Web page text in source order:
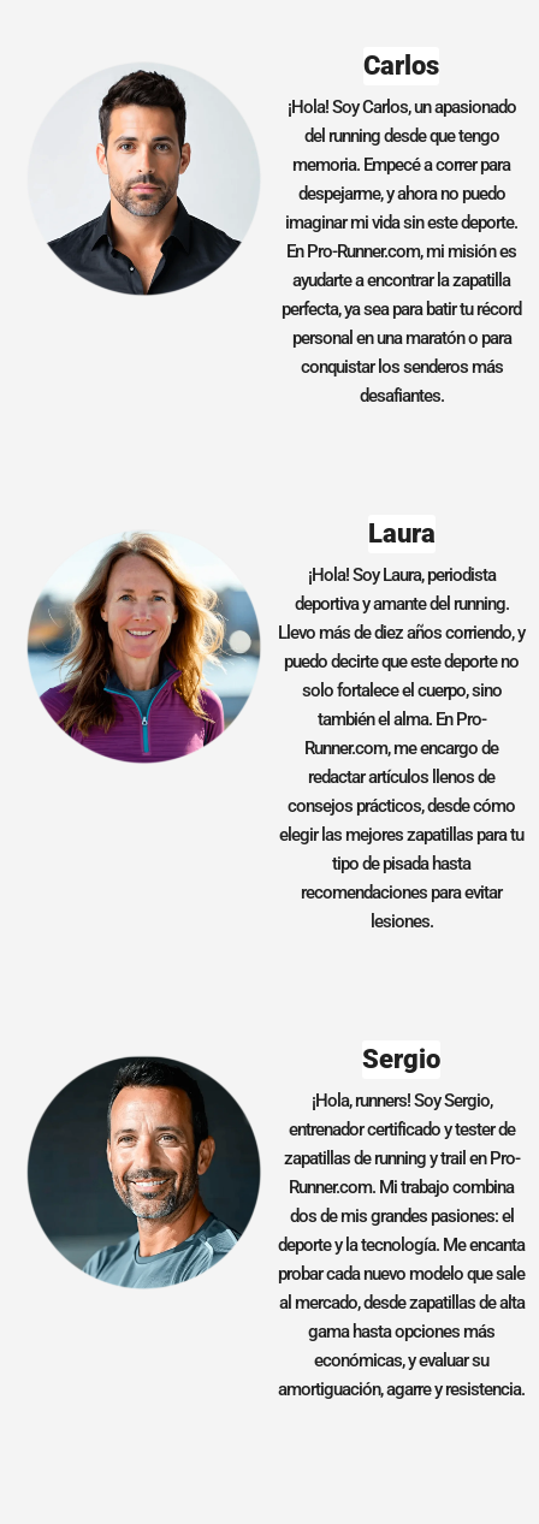
Carlos
¡Hola! Soy Carlos, un apasionado
del running desde que tengo
memoria. Empecé a correr para
despejarme, y ahora no puedo
imaginar mi vida sin este deporte.
En Pro-Runner.com, mi misión es
ayudarte a encontrar la zapatilla
perfecta, ya sea para batir tu récord
personal en una maratón o para
conquistar los senderos más
desafiantes.
Laura
¡Hola! Soy Laura, periodista
deportiva y amante del running.
Llevo más de diez años corriendo, y
puedo decirte que este deporte no
solo fortalece el cuerpo, sino
también el alma. En Pro-
Runner.com, me encargo de
redactar artículos llenos de
consejos prácticos, desde cómo
elegir las mejores zapatillas para tu
tipo de pisada hasta
recomendaciones para evitar
lesiones.
Sergio
¡Hola, runners! Soy Sergio,
entrenador certificado y tester de
zapatillas de running y trail en Pro-
Runner.com. Mi trabajo combina
dos de mis grandes pasiones: el
deporte y la tecnología. Me encanta
probar cada nuevo modelo que sale
al mercado, desde zapatillas de alta
gama hasta opciones más
económicas, y evaluar su
amortiguación, agarre y resistencia.